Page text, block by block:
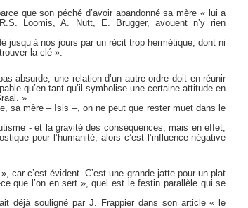
que son péché d’avoir abandonné sa mère « lui a
Loomis, A. Nutt, E. Brugger, avouent n’y rien
jusqu’à nos jours par un récit trop hermétique, dont ni
la clé ».
absurde, une relation d’un autre ordre doit en réunir
qu’en tant qu’il symbolise une certaine attitude en
»
sa mère – Isis –, on ne peut que rester muet dans le
- et la gravité des conséquences, mais en effet,
pour l’humanité, alors c’est l’influence négative
car c’est évident. C’est une grande jatte pour un plat
que l’on en sert », quel est le festin parallèle qui se
déjà souligné par J. Frappier dans son article « le